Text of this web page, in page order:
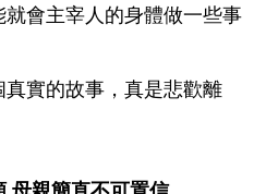
會主宰人的身體做一些事
實的故事，真是悲歡離